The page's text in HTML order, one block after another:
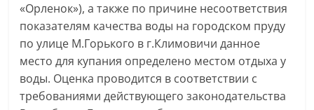
«Орленок»), а также по причине несоответствия
показателям качества воды на городском пруду
по улице М.Горького в г.Климовичи данное
место для купания определено местом отдыха у
воды. Оценка проводится в соответствии с
требованиями действующего законодательства